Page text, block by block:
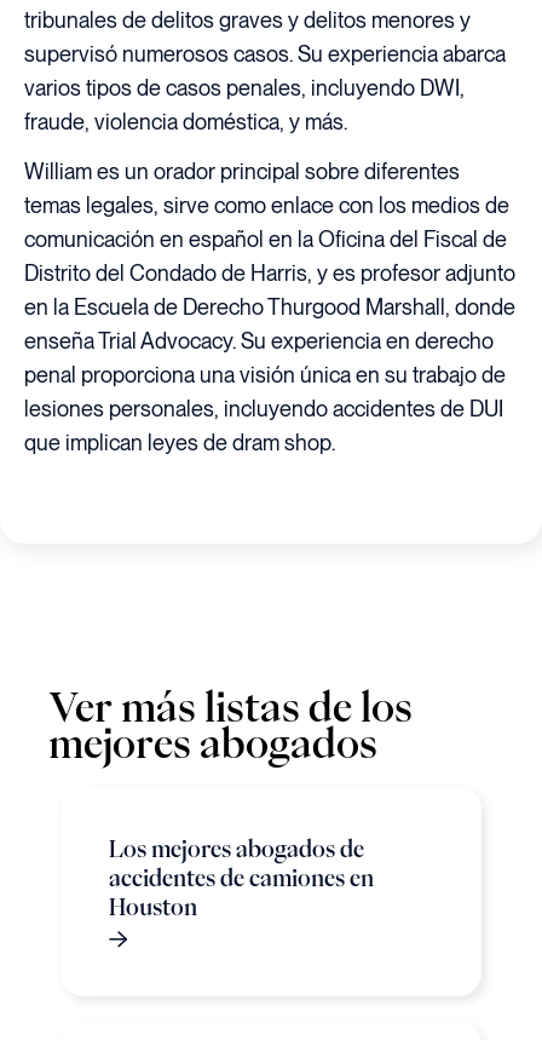
tribunales de delitos graves y delitos menores y
supervisó numerosos casos. Su experiencia abarca
varios tipos de casos penales, incluyendo DWI,
fraude, violencia doméstica, y más.
William es un orador principal sobre diferentes
temas legales, sirve como enlace con los medios de
comunicación en español en la Oficina del Fiscal de
Distrito del Condado de Harris, y es profesor adjunto
en la Escuela de Derecho Thurgood Marshall, donde
enseña Trial Advocacy. Su experiencia en derecho
penal proporciona una visión única en su trabajo de
lesiones personales, incluyendo accidentes de DUI
que implican leyes de dram shop.
Ver más listas de los
mejores abogados
Los mejores abogados de
accidentes de camiones en
Houston